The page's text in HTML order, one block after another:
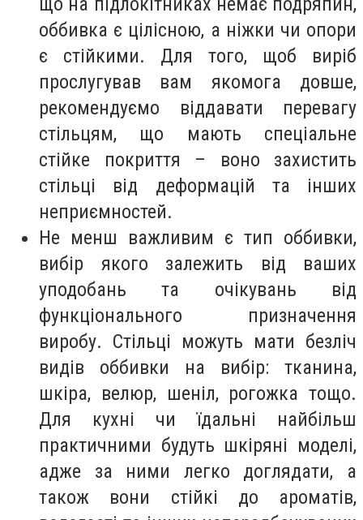
оббивка є цілісною, а ніжки чи опори
є стійкими. Для того, щоб виріб
прослугував вам якомога довше,
рекомендуємо віддавати перевагу
стільцям, що мають спеціальне
стійке покриття – воно захистить
стільці від деформацій та інших
неприємностей.
Не менш важливим є тип оббивки,
вибір якого залежить від ваших
уподобань та очікувань від
функціонального призначення
виробу. Стільці можуть мати безліч
видів оббивки на вибір: тканина,
шкіра, велюр, шеніл, рогожка тощо.
Для кухні чи їдальні найбільш
практичними будуть шкіряні моделі,
адже за ними легко доглядати, а
також вони стійкі до ароматів,